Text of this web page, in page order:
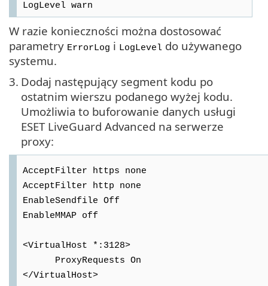
LogLevel warn
W razie konieczności można dostosować
parametry ErrorLog i LogLevel do używanego
systemu.
3. Dodaj następujący segment kodu po
ostatnim wierszu podanego wyżej kodu.
Umożliwia to buforowanie danych usługi
ESET LiveGuard Advanced na serwerze
proxy:
AcceptFilter https none
AcceptFilter http none
EnableSendfile Off
EnableMMAP off
<VirtualHost *:3128>
ProxyRequests On
</VirtualHost>